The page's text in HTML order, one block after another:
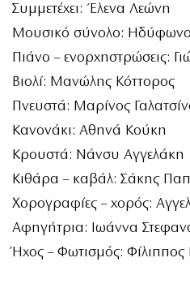
Συμμετέχει: Έλενα Λεώνη
Μουσικό σύνολο: Ηδύφωνο
Πιάνο – ενορχηστρώσεις:
Βιολί: Μανώλης Κόττορος
Πνευστά: Μαρίνος
Κανονάκι: Αθηνά Κούκη
Κρουστά: Νάνσυ Αγγελάκη
Κιθάρα – καβάλ: Σάκης
Χορογραφίες – χορός:
Αφηγήτρια: Ιωάννα
Ήχος – Φωτισμός: